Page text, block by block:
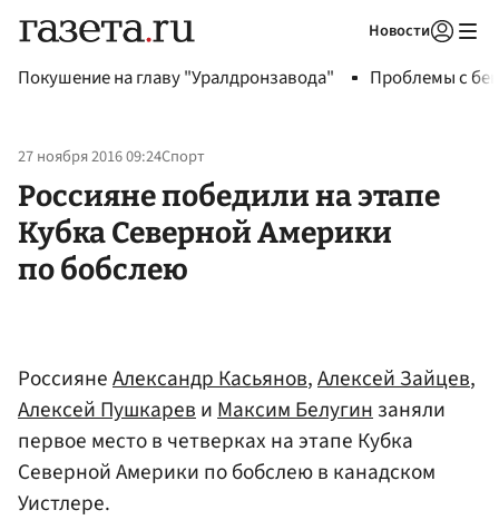
Новости
Покушение на главу "Уралдронзавода" Проблемы с
27 ноября 2016 09:24Спорт
Россияне победили на этапе
Кубка Северной Америки
по бобслею
РоссиянеАлександр Касьянов,Алексей Зайцев,
Алексей ПушкаревиМаксим Белугинзаняли
первое место в четверках на этапе Кубка
Северной Америки по бобслею в канадском
Уистлере.